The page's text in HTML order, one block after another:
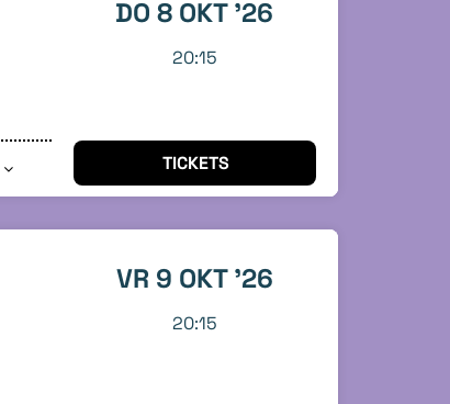
DO 8 OKT '26
20:15
TICKETS
VR 9 OKT '26
20:15